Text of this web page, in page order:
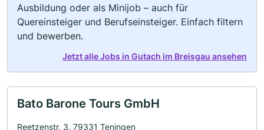
Ausbildung oder als Minijob – auch für
Quereinsteiger und Berufseinsteiger. Einfach filtern
und bewerben.
Jetzt alle Jobs in Gutach im Breisgau ansehen
Bato Barone Tours GmbH
Reetzenstr. 3, 79331 Teningen